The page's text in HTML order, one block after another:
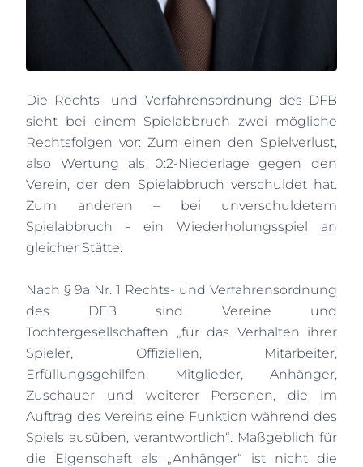
Die Rechts- und Verfahrensordnung des DFB
sieht bei einem Spielabbruch zwei mögliche
Rechtsfolgen vor: Zum einen den Spielverlust,
also Wertung als 0:2-Niederlage gegen den
Verein, der den Spielabbruch verschuldet hat.
Zum anderen – bei unverschuldetem
Spielabbruch - ein Wiederholungsspiel an
gleicher Stätte.
Nach § 9a Nr. 1 Rechts- und Verfahrensordnung
des DFB sind Vereine und
Tochtergesellschaften „für das Verhalten ihrer
Spieler, Offiziellen, Mitarbeiter,
Erfüllungsgehilfen, Mitglieder, Anhänger,
Zuschauer und weiterer Personen, die im
Auftrag des Vereins eine Funktion während des
Spiels ausüben, verantwortlich“. Maßgeblich für
die Eigenschaft als „Anhänger“ ist nicht die